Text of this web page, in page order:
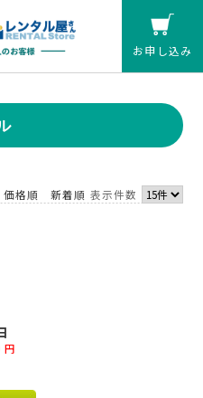
お申し込み
マイページ
ットカード払い)
み
価格順
新着順 表示件数
円